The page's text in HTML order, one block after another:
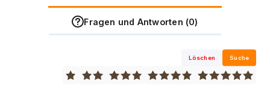
Fragen und Antworten (0)
Löschen Suche